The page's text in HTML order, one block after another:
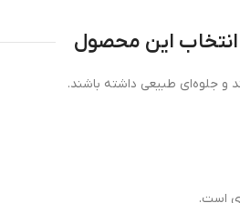
انتخاب این محصول
و جلوه‌ای طبیعی داشته باشند.
است.